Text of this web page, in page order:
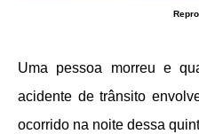
Uma pessoa morreu e
acidente de trânsito
ocorrido na noite dessa